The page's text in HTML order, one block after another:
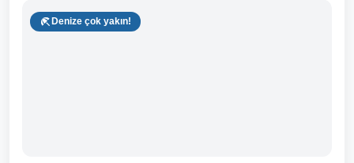
Denize çok yakın!